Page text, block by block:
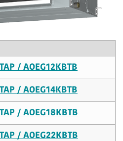
/ AOEG12KBTB
/ AOEG14KBTB
/ AOEG18KBTB
/ AOEG22KBTB